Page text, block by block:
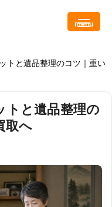
menu
トと遺品整理のコツ｜重い
トと遺品整理の
取へ